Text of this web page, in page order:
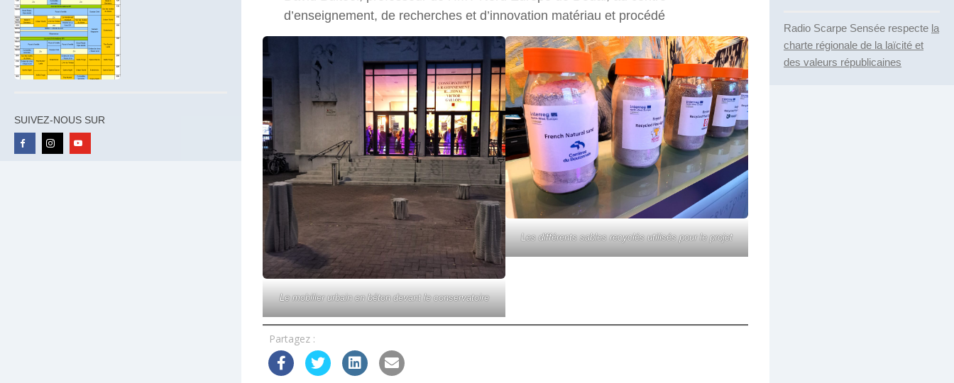
d’enseignement, de recherches et d’innovation matériau et procédé
Le mobilier urbain en béton devant le conservatoire
Les différents sables recyclés utilisés pour le projet
Partagez :
SUIVEZ-NOUS SUR
Radio Scarpe Sensée respecte la
charte régionale de la laïcité et
des valeurs républicaines